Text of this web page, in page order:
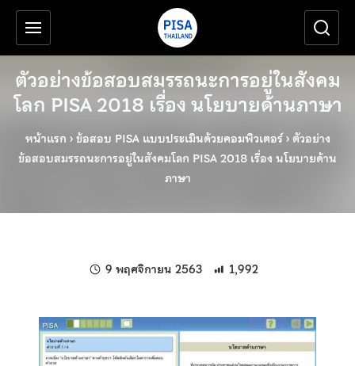
ข้ามไปยังเนื้อหาหลัก
เครื่องมือช่วยเหลือ
ตัวอย่างข้อสอบสมรรถนะการอยู่ในสังคม
โลก PISA 2018 เรื่อง นโยบายด้านภาษา
หน้าแรก ›ข้อสอบ PISA แบบประเมินด้วยคอมพิวเตอร์› ตัวอย่าง
ข้อสอบสมรรถนะการอยู่ในสังคมโลก PISA 2018 เรื่อง นโยบายด้าน
ภาษา
9 พฤศจิกายน 2563 แก้ไขล่าสุดเมื่อ:
1,992